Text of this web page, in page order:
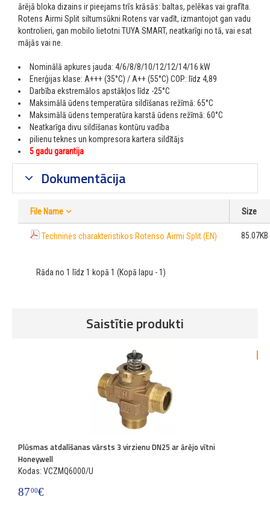
ārējā bloka dizains ir pieejams trīs krāsās: baltas, pelēkas vai grafīta.
Rotens Airmi Split siltumsūkni Rotens var vadīt, izmantojot gan vadu
kontrolieri, gan mobilo lietotni TUYA SMART, neatkarīgi no tā, vai esat
mājās vai ne.
Nominālā apkures jauda: 4/6/8/8/10/12/12/14/16 kW
Enerģijas klase: A+++ (35°C) / A++ (55°C) COP: līdz 4,89
Darbība ekstremālos apstākļos līdz -25°C
Maksimālā ūdens temperatūra sildīšanas režīmā: 65°C
Maksimālā ūdens temperatūra karstā ūdens režīmā: 60°C
Neatkarīga divu sildīšanas kontūru vadība
pilienu teknes un kompresora kartera sildītājs
5 gadu garantija
Dokumentācija
File Name Size
Techninės charakteristikos Rotenso Airmi Split (EN) 85.07KB
Rāda no 1 līdz 1 kopā 1 (Kopā lapu - 1)
Saistītie produkti
Plūsmas atdalīšanas vārsts 3 virzienu DN25 ar ārējo vītni
Honeywell
Kodas: VCZMQ6000/U
8700€